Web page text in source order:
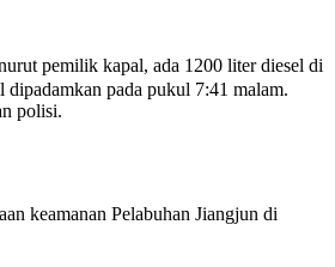
pemilik kapal, ada 1200 liter diesel di
dipadamkan pada pukul 7:41 malam.
polisi.
keamanan Pelabuhan Jiangjun di